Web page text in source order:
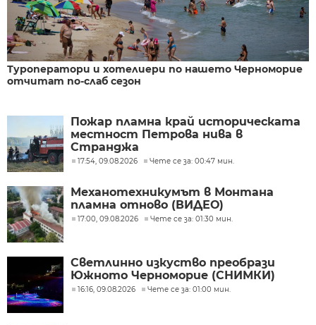
Туроператори и хотелиери по нашето Черноморие
отчитат по-слаб сезон
Пожар пламна край историческата
местност Петрова нива в
Странджа
17:54, 09.08.2026 Чете се за: 00:47 мин.
Механотехникумът в Монтана
пламна отново (ВИДЕО)
17:00, 09.08.2026 Чете се за: 01:30 мин.
Светлинно изкуство преобрази
Южното Черноморие (СНИМКИ)
16:16, 09.08.2026 Чете се за: 01:00 мин.